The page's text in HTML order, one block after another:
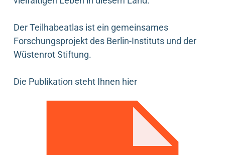
Der Teilhabeatlas ist ein gemeinsames
Forschungsprojekt des Berlin-Instituts und der
Wüstenrot Stiftung.
Die Publikation steht Ihnen hier